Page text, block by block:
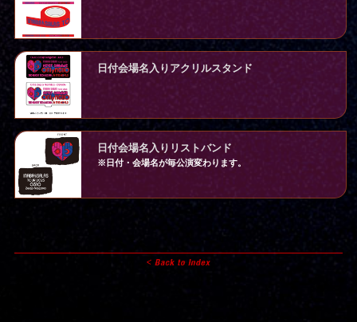
日付会場名入りアクリルスタンド
日付会場名入りリストバンド
※日付・会場名が毎公演変わります。